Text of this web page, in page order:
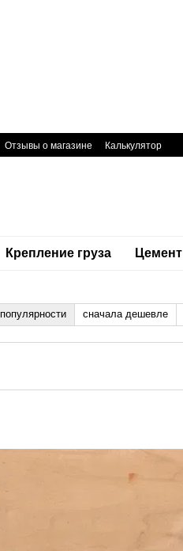
Отзывы о магазине Калькулятор
Крепление груза Цемент
сначала дешевле